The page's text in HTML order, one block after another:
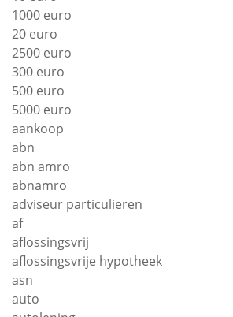
1000 euro
20 euro
2500 euro
300 euro
500 euro
5000 euro
aankoop
abn
abn amro
abnamro
adviseur particulieren
af
aflossingsvrij
aflossingsvrije hypotheek
asn
auto